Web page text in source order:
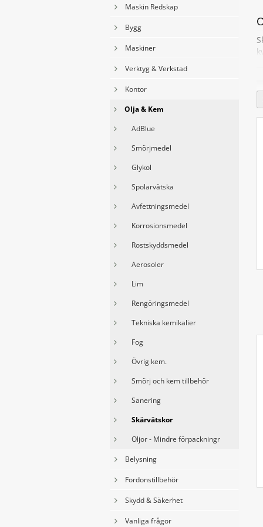
Maskin Redskap
Bygg
Maskiner
Verktyg & Verkstad
Kontor
Olja & Kem
AdBlue
Smörjmedel
Glykol
Spolarvätska
Avfettningsmedel
Korrosionsmedel
Rostskyddsmedel
Aerosoler
Lim
Rengöringsmedel
Tekniska kemikalier
Fog
Övrig kem.
Smörj och kem tillbehör
Sanering
Skärvätskor
Oljor - Mindre förpackningr
Belysning
Fordonstillbehör
Skydd & Säkerhet
Vanliga frågor